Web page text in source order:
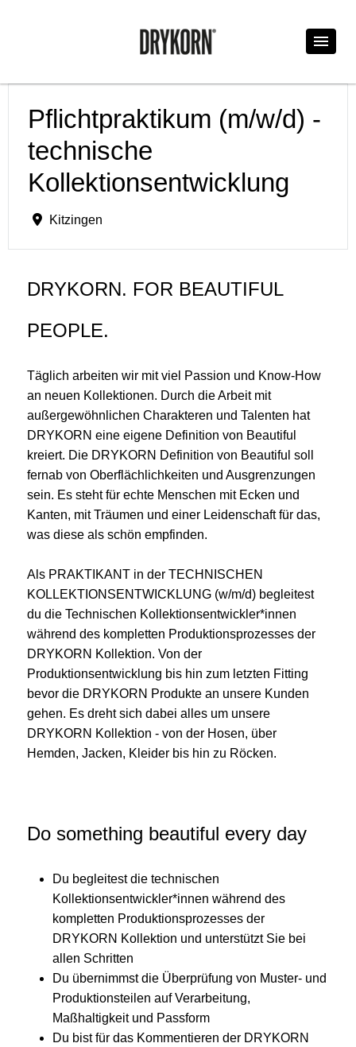
Pflichtpraktikum (m/w/d) -
technische
Kollektionsentwicklung
Kitzingen
DRYKORN. FOR BEAUTIFUL
PEOPLE.
Täglich arbeiten wir mit viel Passion und Know-How
an neuen Kollektionen. Durch die Arbeit mit
außergewöhnlichen Charakteren und Talenten hat
DRYKORN eine eigene Definition von Beautiful
kreiert. Die DRYKORN Definition von Beautiful soll
fernab von Oberflächlichkeiten und Ausgrenzungen
sein. Es steht für echte Menschen mit Ecken und
Kanten, mit Träumen und einer Leidenschaft für das,
was diese als schön empfinden.
Als PRAKTIKANT in der TECHNISCHEN
KOLLEKTIONSENTWICKLUNG (w/m/d) begleitest
du die Technischen Kollektionsentwickler*innen
während des kompletten Produktionsprozesses der
DRYKORN Kollektion. Von der
Produktionsentwicklung bis hin zum letzten Fitting
bevor die DRYKORN Produkte an unsere Kunden
gehen. Es dreht sich dabei alles um unsere
DRYKORN Kollektion - von der Hosen, über
Hemden, Jacken, Kleider bis hin zu Röcken.
Do something beautiful every day
Du begleitest die technischen
Kollektionsentwickler*innen während des
kompletten Produktionsprozesses der
DRYKORN Kollektion und unterstützt Sie bei
allen Schritten
Du übernimmst die Überprüfung von Muster- und
Produktionsteilen auf Verarbeitung,
Maßhaltigkeit und Passform
Du bist für das Kommentieren der DRYKORN